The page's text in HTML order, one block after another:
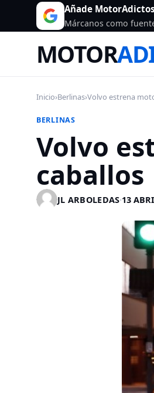
Añade
Márcanos como
MOTOR
Inicio›Berlinas›Volvo estrena
BERLINAS
Volvo
caballos
JL ARBOLEDAS·13